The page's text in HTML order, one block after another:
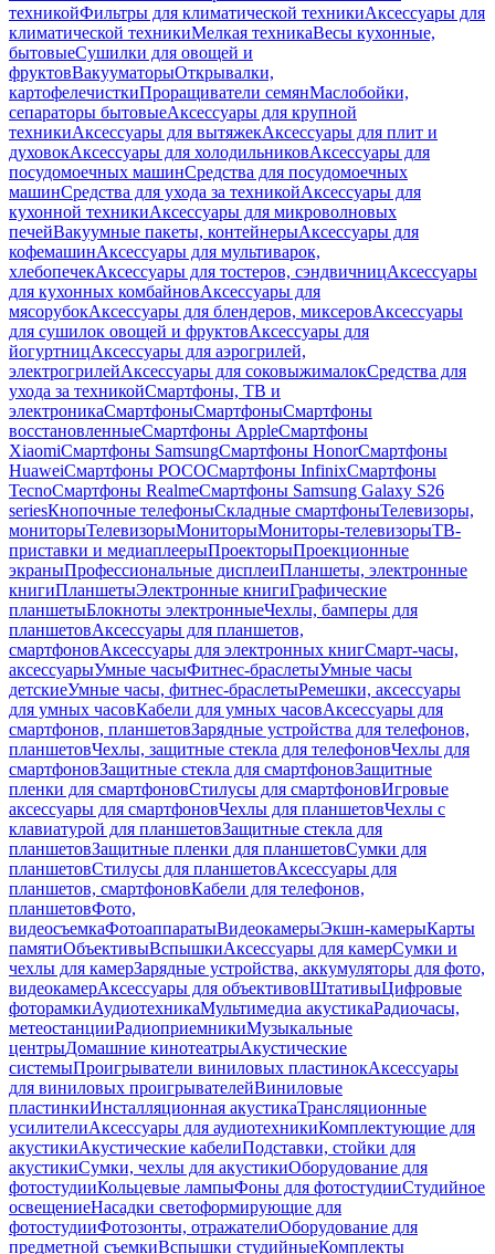
техникойФильтры для климатической техникиАксессуары для
климатической техникиМелкая техникаВесы кухонные,
бытовыеСушилки для овощей и
фруктовВакууматорыОткрывалки,
картофелечисткиПроращиватели семянМаслобойки,
сепараторы бытовыеАксессуары для крупной
техникиАксессуары для вытяжекАксессуары для плит и
духовокАксессуары для холодильниковАксессуары для
посудомоечных машинСредства для посудомоечных
машинСредства для ухода за техникойАксессуары для
кухонной техникиАксессуары для микроволновых
печейВакуумные пакеты, контейнерыАксессуары для
кофемашинАксессуары для мультиварок,
хлебопечекАксессуары для тостеров, сэндвичницАксессуары
для кухонных комбайновАксессуары для
мясорубокАксессуары для блендеров, миксеровАксессуары
для сушилок овощей и фруктовАксессуары для
йогуртницАксессуары для аэрогрилей,
электрогрилейАксессуары для соковыжималокСредства для
ухода за техникойСмартфоны, ТВ и
электроникаСмартфоныСмартфоныСмартфоны
восстановленныеСмартфоны AppleСмартфоны
XiaomiСмартфоны SamsungСмартфоны HonorСмартфоны
HuaweiСмартфоны POCOСмартфоны InfinixСмартфоны
TecnoСмартфоны RealmeСмартфоны Samsung Galaxy S26
seriesКнопочные телефоныСкладные смартфоныТелевизоры,
мониторыТелевизорыМониторыМониторы-телевизорыТВ-
приставки и медиаплеерыПроекторыПроекционные
экраныПрофессиональные дисплеиПланшеты, электронные
книгиПланшетыЭлектронные книгиГрафические
планшетыБлокноты электронныеЧехлы, бамперы для
планшетовАксессуары для планшетов,
смартфоновАксессуары для электронных книгСмарт-часы,
аксессуарыУмные часыФитнес-браслетыУмные часы
детскиеУмные часы, фитнес-браслетыРемешки, аксессуары
для умных часовКабели для умных часовАксессуары для
смартфонов, планшетовЗарядные устройства для телефонов,
планшетовЧехлы, защитные стекла для телефоновЧехлы для
смартфоновЗащитные стекла для смартфоновЗащитные
пленки для смартфоновСтилусы для смартфоновИгровые
аксессуары для смартфоновЧехлы для планшетовЧехлы с
клавиатурой для планшетовЗащитные стекла для
планшетовЗащитные пленки для планшетовСумки для
планшетовСтилусы для планшетовАксессуары для
планшетов, смартфоновКабели для телефонов,
планшетовФото,
видеосъемкаФотоаппаратыВидеокамерыЭкшн-камерыКарты
памятиОбъективыВспышкиАксессуары для камерСумки и
чехлы для камерЗарядные устройства, аккумуляторы для фото,
видеокамерАксессуары для объективовШтативыЦифровые
фоторамкиАудиотехникаМультимедиа акустикаРадиочасы,
метеостанцииРадиоприемникиМузыкальные
центрыДомашние кинотеатрыАкустические
системыПроигрыватели виниловых пластинокАксессуары
для виниловых проигрывателейВиниловые
пластинкиИнсталляционная акустикаТрансляционные
усилителиАксессуары для аудиотехникиКомплектующие для
акустикиАкустические кабелиПодставки, стойки для
акустикиСумки, чехлы для акустикиОборудование для
фотостудииКольцевые лампыФоны для фотостудииСтудийное
освещениеНасадки светоформирующие для
фотостудииФотозонты, отражателиОборудование для
предметной съемкиВспышки студийныеКомплекты